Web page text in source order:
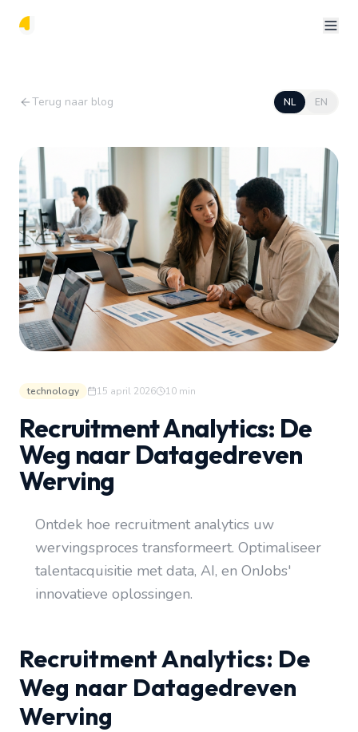
Terug naar blog NL EN
technology 15 april 2026 10 min
Recruitment Analytics: De
Weg naar Datagedreven
Werving
Ontdek hoe recruitment analytics uw
wervingsproces transformeert. Optimaliseer
talentacquisitie met data, AI, en OnJobs'
innovatieve oplossingen.
Recruitment Analytics: De
Weg naar Datagedreven
Werving